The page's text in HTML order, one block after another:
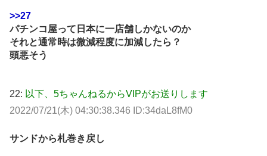
>>27
パチンコ屋って日本に一店舗しかないのか
それと通常時は微減程度に加減したら？
頭悪そう
22: 以下、5ちゃんねるからVIPがお送りします
2022/07/21(木) 04:30:38.346 ID:34daL8fM0
サンドから札巻き戻し